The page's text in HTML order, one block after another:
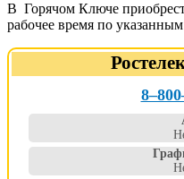
В Горячом Ключе
рабочее время по